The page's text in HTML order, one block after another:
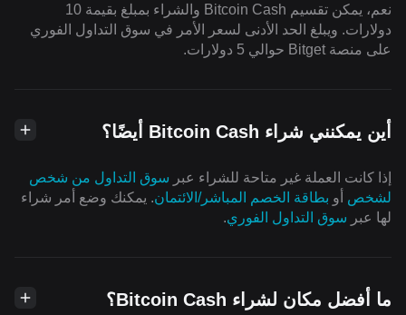
نعم، يمكن تقسيم Bitcoin Cash والشراء بمبلغ بقيمة 10
دولارات. ويبلغ الحد الأدنى لسعر الأمر في سوق التداول الفوري
على منصة Bitget حوالي 5 دولارات.
أين يمكنني شراء Bitcoin Cash أيضًا؟
إذا كانت العملة غير متاحة للشراء عبر سوق التداول من شخص
لشخص أو بطاقة الخصم المباشر/الائتمان. يمكنك وضع أمر شراء
لها عبر سوق التداول الفوري.
ما أفضل مكان لشراء Bitcoin Cash؟